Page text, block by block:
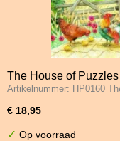
The House of
Artikelnummer: HP0160
€ 18,95
✓ Op voorraad